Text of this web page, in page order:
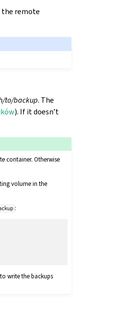
the remote
to/backup. The
). If it doesn’t
container. Otherwise
volume in the
:
write the backups